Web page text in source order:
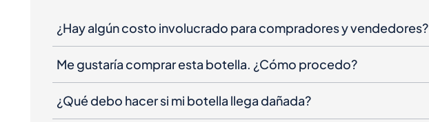
¿Hay algún costo involucrado para compradores y vendedores?
Me gustaría comprar esta botella. ¿Cómo procedo?
¿Qué debo hacer si mi botella llega dañada?